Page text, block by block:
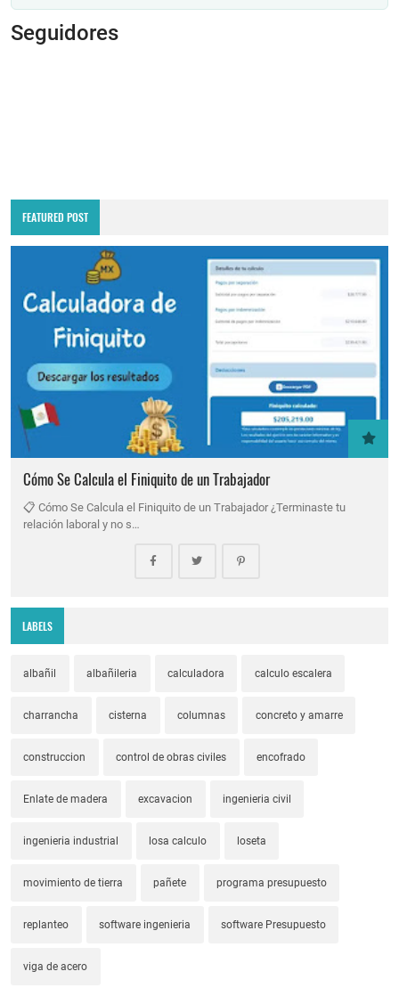
Seguidores
FEATURED POST
Cómo Se Calcula el Finiquito de un Trabajador
📋 Cómo Se Calcula el Finiquito de un Trabajador ¿Terminaste tu
relación laboral y no s…
LABELS
albañil albañileria calculadora calculo escalera
charrancha cisterna columnas concreto y amarre
construccion control de obras civiles encofrado
Enlate de madera excavacion ingenieria civil
ingenieria industrial losa calculo loseta
movimiento de tierra pañete programa presupuesto
replanteo software ingenieria software Presupuesto
viga de acero